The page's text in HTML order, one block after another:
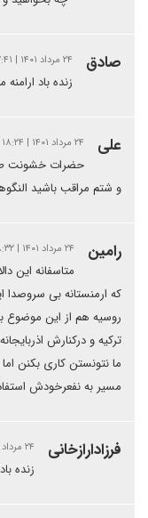
صادق ۲۴ مرداد ۱۴۰۱ | ۱۷:۴۱
زنده باد ارامنه
علی ۲۴ مرداد ۱۴۰۱ | ۱۸:۲۴
حضرات خشونت
و شتم مراقب باشید
رامین ۲۴ مرداد ۱۴۰۱ | ۱۸:۳۲
متاسفانه این
که ارمنستانه بی سروصدا
روسیه هم از این موضوع
ترکیه و درکنارش
ما نتونستن کاری بکنن
مسیر به نفعرخودش
فرزادارازخانی ۲۴ مرداد ۱۴۰۱ | ۱۹:۱۳
زنده